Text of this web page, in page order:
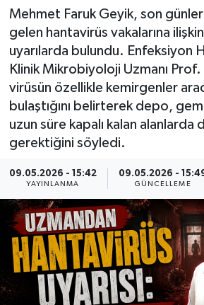
Mehmet Faruk Geyik, son
gelen hantavirüs vakalarına
uyarılarda bulundu. Enfeksiyon
Klinik Mikrobiyoloji Uzmanı
virüsün özellikle kemirgenler
bulaştığını belirterek depo,
uzun süre kapalı kalan alanlarda
gerektiğini söyledi.
09.05.2026 - 15:42
YAYINLANMA
09.05.2026 -
GÜNCELLEME